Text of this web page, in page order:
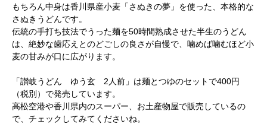
もちろん中身は香川県産小麦「さぬきの夢」を使った、本格的な
さぬきうどんです。
伝統の手打ち技法でうった麺を50時間熟成させた半生のうどん
は、絶妙な歯応えとのどごしの良さが自慢で、噛めば噛むほど小
麦の甘みが口に広がります。
「讃岐うどん ゆう玄 2人前」は麺とつゆのセットで400円
（税別）で発売しています。
高松空港や香川県内のスーパー、お土産物屋で販売しているの
で、チェックしてみてくださいね。